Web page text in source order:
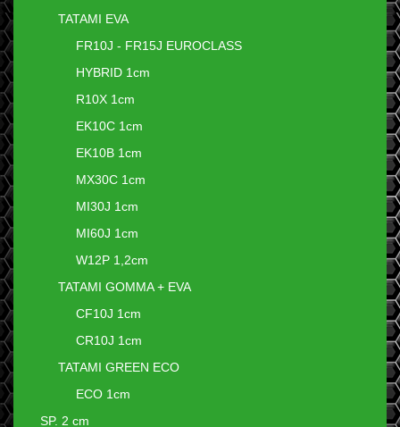
TATAMI EVA
FR10J - FR15J EUROCLASS
HYBRID 1cm
R10X 1cm
EK10C 1cm
EK10B 1cm
MX30C 1cm
MI30J 1cm
MI60J 1cm
W12P 1,2cm
TATAMI GOMMA + EVA
CF10J 1cm
CR10J 1cm
TATAMI GREEN ECO
ECO 1cm
SP. 2 cm